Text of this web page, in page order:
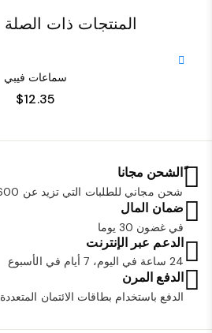
المنتجات ذات الصلة
سماعات فيبي
$12.35
ًالشحن مجانا
شحن مجاني للطلبات التي تزيد عن 600 ريال سعودي
ضمان المال
في غضون 30 يوما
الدعم عبر الإنترنت
24 ساعة في اليوم، 7 أيام في الأسبوع
الدفع المرن
الدفع باستخدام بطاقات الائتمان المتعددة